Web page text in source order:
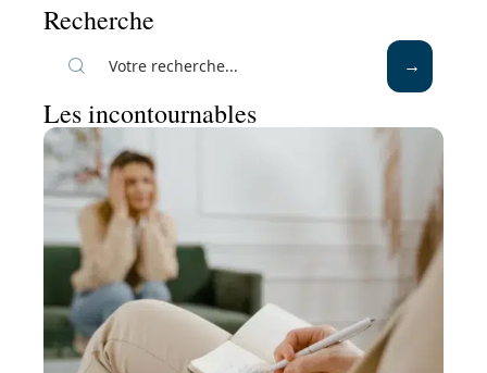
Recherche
Les incontournables